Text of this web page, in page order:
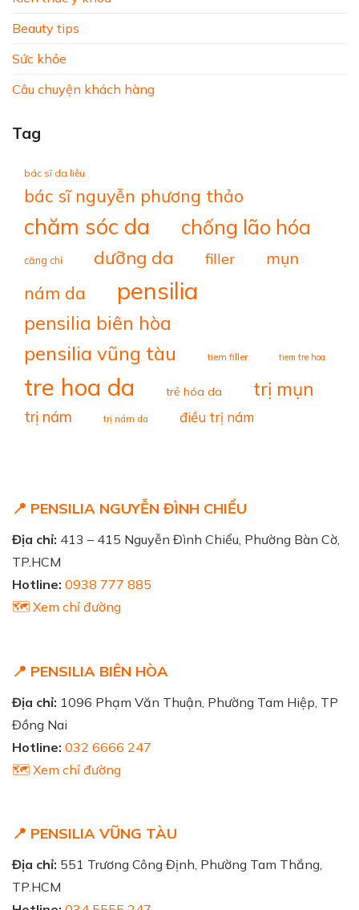
Beauty tips
Sức khỏe
Câu chuyện khách hàng
Tag
bác sĩ da liễu
bác sĩ nguyễn phương thảo
chăm sóc da chống lão hóa
căng chỉ dưỡng da filler mụn
nám da pensilia
pensilia biên hòa
pensilia vũng tàu tiem filler tiem tre hoa
tre hoa da trẻ hóa da trị mụn
trị nám trị nám da điều trị nám
📍 PENSILIA NGUYỄN ĐÌNH CHIỂU
Địa chỉ: 413 – 415 Nguyễn Đình Chiểu, Phường Bàn Cờ,
TP.HCM
Hotline: 0938 777 885
🗺️ Xem chỉ đường
📍 PENSILIA BIÊN HÒA
Địa chỉ: 1096 Phạm Văn Thuận, Phường Tam Hiệp, TP
Đồng Nai
Hotline: 032 6666 247
🗺️ Xem chỉ đường
📍 PENSILIA VŨNG TÀU
Địa chỉ: 551 Trương Công Định, Phường Tam Thắng,
TP.HCM